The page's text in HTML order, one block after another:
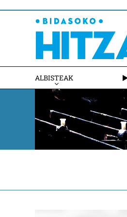
ALBISTEAK